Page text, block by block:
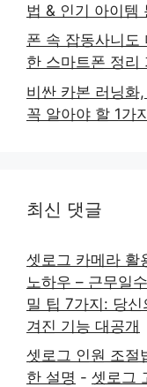
법 & 인기 아이템
폰 속 잡동사니도
한 스마트폰 정리
비싼 카본 러닝화
꼭 알아야 할 1가
최신 댓글
셋로그 카메라 활
노하우 – 근무일
밀 팁 7가지: 당
겨진 기능 대공개
셋로그 인원 조절
한 설명 - 셋로그